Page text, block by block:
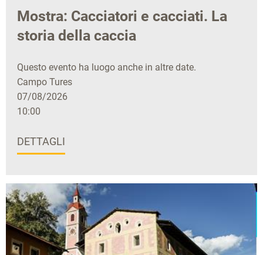
Mostra: Cacciatori e cacciati. La
storia della caccia
Questo evento ha luogo anche in altre date.
Campo Tures
07/08/2026
10:00
DETTAGLI